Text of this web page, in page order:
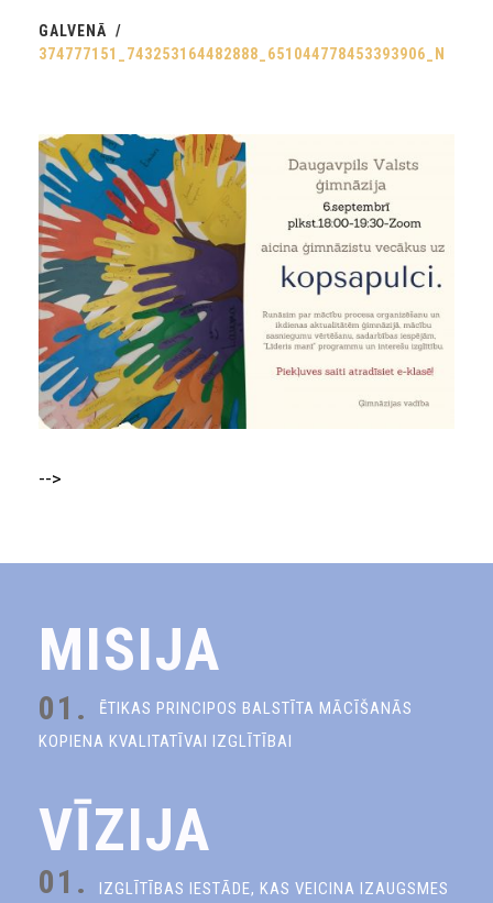
GALVENĀ
374777151_743253164482888_651044778453393906_N
-->
MISIJA
01.
ĒTIKAS PRINCIPOS BALSTĪTA MĀCĪŠANĀS
KOPIENA KVALITATĪVAI IZGLĪTĪBAI
VĪZIJA
01.
IZGLĪTĪBAS IESTĀDE, KAS VEICINA IZAUGSMES